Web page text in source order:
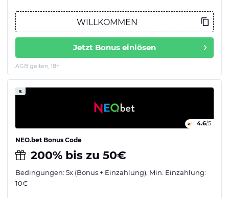
Jetzt Bonus einlösen
AGB gelten, 18+
5.
4.6/5
NEO.bet Bonus Code
200% bis zu 50€
Bedingungen: 5x (Bonus + Einzahlung), Min. Einzahlung:
10€